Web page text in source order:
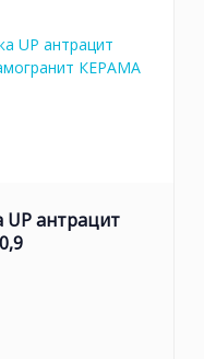
UP антрацит